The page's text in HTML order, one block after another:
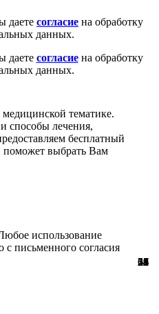
28
22
2
24
7
11
51
56
2
29
61
3
4
12
8
67
даете согласие на обработку
данных.
даете согласиена обработку
данных.
тематике.
способы лечения,
бесплатный
поможет выбрать Вам
использование
с письменного согласия